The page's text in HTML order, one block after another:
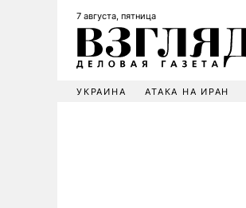
7 августа, пятница
УКРАИНА АТАКА НА ИРАН